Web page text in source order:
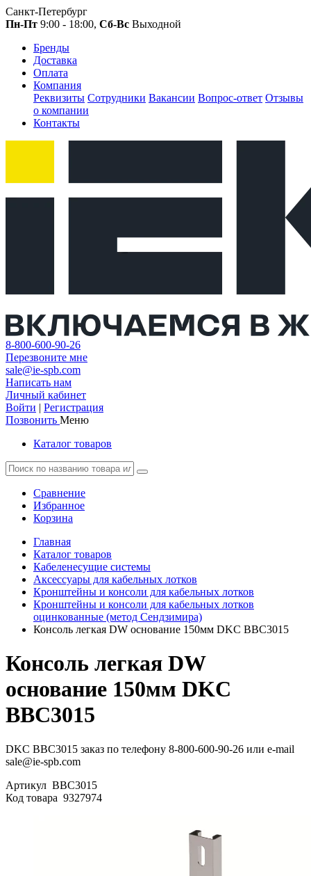
Санкт-Петербург
Пн-Пт 9:00 - 18:00, Сб-Вс Выходной
Бренды
Доставка
Оплата
Компания
Реквизиты Сотрудники Вакансии Вопрос-ответ Отзывы
о компании
Контакты
8-800-600-90-26
Перезвоните мне
sale@ie-spb.com
Написать нам
Личный кабинет
Войти | Регистрация
Позвонить Меню
Каталог товаров
Сравнение
Избранное
Корзина
Главная
Каталог товаров
Кабеленесущие системы
Аксессуары для кабельных лотков
Кронштейны и консоли для кабельных лотков
Кронштейны и консоли для кабельных лотков
оцинкованные (метод Сендзимира)
Консоль легкая DW основание 150мм DKC BBC3015
Консоль легкая DW
основание 150мм DKC
BBC3015
DKC BBC3015 заказ по телефону 8-800-600-90-26 или e-mail
sale@ie-spb.com
Артикул BBC3015
Код товара 9327974